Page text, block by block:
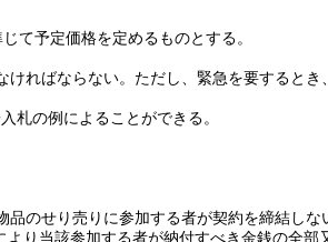
て予定価格を定めるものとする。
ればならない。 ただし、緊急を要するとき
札の例によることができる。
品のせり売りに参加する者が契約を締結し
より当該参加する者が納付すべき金銭の全部